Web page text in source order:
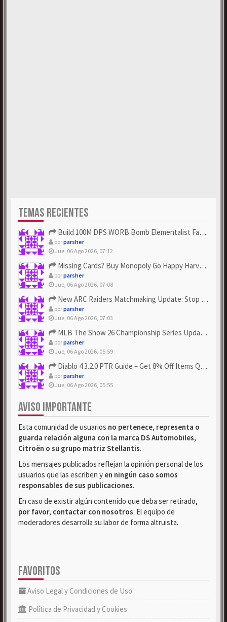
TEMAS RECIENTES
Build 100M DPS WORB Bomb Elementalist Fast - Grab POE Curren...
porparsher
Jue, 06 Ago 2026, 07:12
Missing Cards? Buy Monopoly Go Happy Harvest with Looney Tun...
porparsher
Jue, 06 Ago 2026, 07:08
New ARC Raiders Matchmaking Update: Stop Failed - Grab Bluep...
porparsher
Jue, 06 Ago 2026, 07:03
MLB The Show 26 Championship Series Update! Get Cheap & ...
porparsher
Jue, 06 Ago 2026, 05:59
Diablo 4 3.2.0 PTR Guide – Get 8% Off Items Quickly to Test ...
porparsher
Jue, 06 Ago 2026, 05:55
AVISO IMPORTANTE
Esta comunidad de usuarios no pertenece, representa o
guarda relación alguna con la marca DS Automobiles,
Citroën o su grupo matriz Stellantis.
Los mensajes publicados reflejan la opinión personal de los
usuarios que las escriben y en ningún caso somos
responsables de sus publicaciones.
En caso de existir algún contenido que deba ser retirado,
por favor, contactar con nosotros. El equipo de
moderadores desarrolla su labor de forma altruista.
FAVORITOS
Aviso Legal y Condiciones de Uso
Política de Privacidad y Cookies